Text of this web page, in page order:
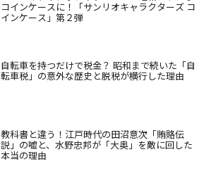
コインケースに！「サンリオキャラクターズ コ
インケース」第２弾
自転車を持つだけで税金？ 昭和まで続いた「自
転車税」の意外な歴史と脱税が横行した理由
教科書と違う！江戸時代の田沼意次「賄賂伝
説」の嘘と、水野忠邦が「大奥」を敵に回した
本当の理由